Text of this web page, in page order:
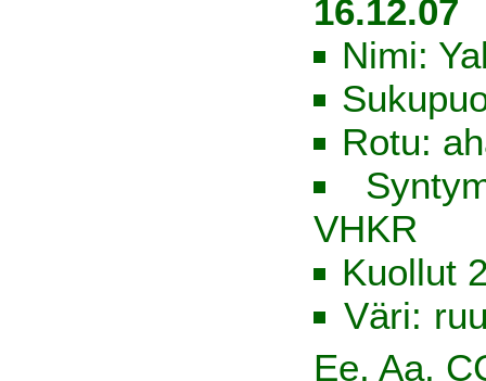
16.12.07
Nimi:
Rotu:
VHKR
Kuollut
Väri:
Ee, Aa,